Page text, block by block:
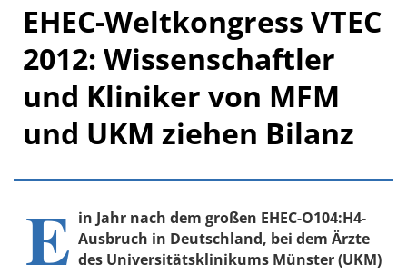
EHEC-Weltkongress VTEC
2012: Wissenschaftler
und Kliniker von MFM
und UKM ziehen Bilanz
E in Jahr nach dem großen EHEC-O104:H4-
Ausbruch in Deutschland, bei dem Ärzte
des Universitätsklinikums Münster (UKM)